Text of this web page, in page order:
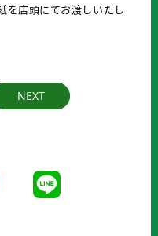
を店頭にてお渡しいたし
NEXT